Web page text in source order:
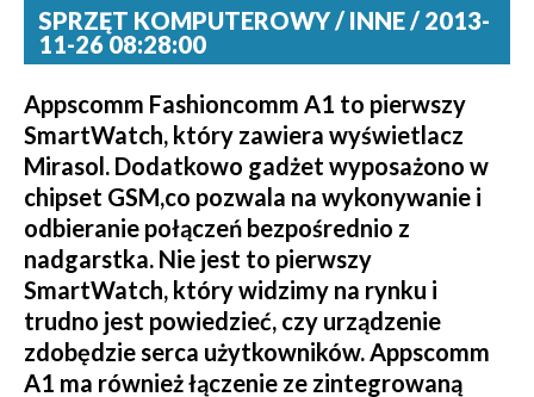
SPRZĘT KOMPUTEROWY / INNE / 2013-
11-26 08:28:00
Appscomm Fashioncomm A1 to pierwszy
SmartWatch, który zawiera wyświetlacz
Mirasol. Dodatkowo gadżet wyposażono w
chipset GSM,co pozwala na wykonywanie i
odbieranie połączeń bezpośrednio z
nadgarstka. Nie jest to pierwszy
SmartWatch, który widzimy na rynku i
trudno jest powiedzieć, czy urządzenie
zdobędzie serca użytkowników. Appscomm
A1 ma również łączenie ze zintegrowaną